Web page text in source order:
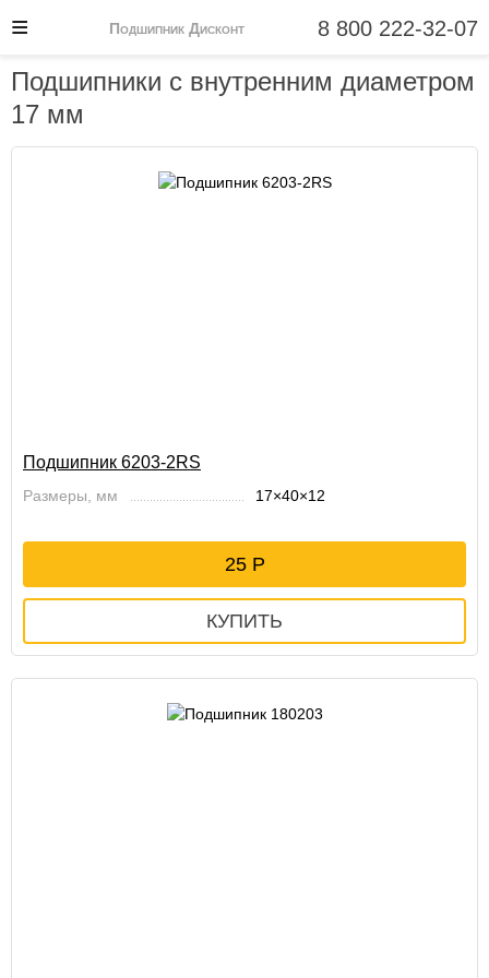
Подшипники с внутренним диаметром
17 мм
Подшипник 6203-2RS
Размеры, мм 17×40×12
25
Подшипник Дисконт 8 800 222-32-07